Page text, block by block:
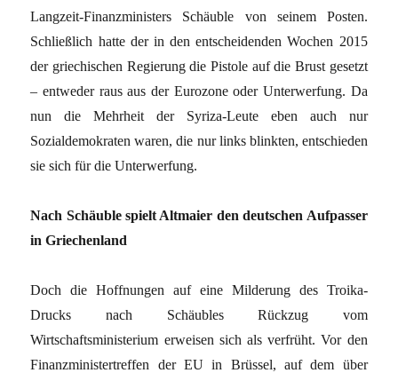
Langzeit-Finanzministers Schäuble von seinem Posten.
Schließlich hatte der in den entscheidenden Wochen 2015
der griechischen Regierung die Pistole auf die Brust gesetzt
– entweder raus aus der Eurozone oder Unterwerfung. Da
nun die Mehrheit der Syriza-Leute eben auch nur
Sozialdemokraten waren, die nur links blinkten, entschieden
sie sich für die Unterwerfung.
Nach Schäuble spielt Altmaier den deutschen Aufpasser
in Griechenland
Doch die Hoffnungen auf eine Milderung des Troika-
Drucks nach Schäubles Rückzug vom
Wirtschaftsministerium erweisen sich als verfrüht. Vor den
Finanzministertreffen der EU in Brüssel, auf dem über